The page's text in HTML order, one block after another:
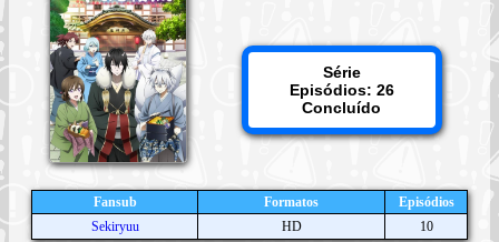
Série
Episódios: 26
Concluído
Fansub Formatos
Episódios
Sekiryuu
HD 10